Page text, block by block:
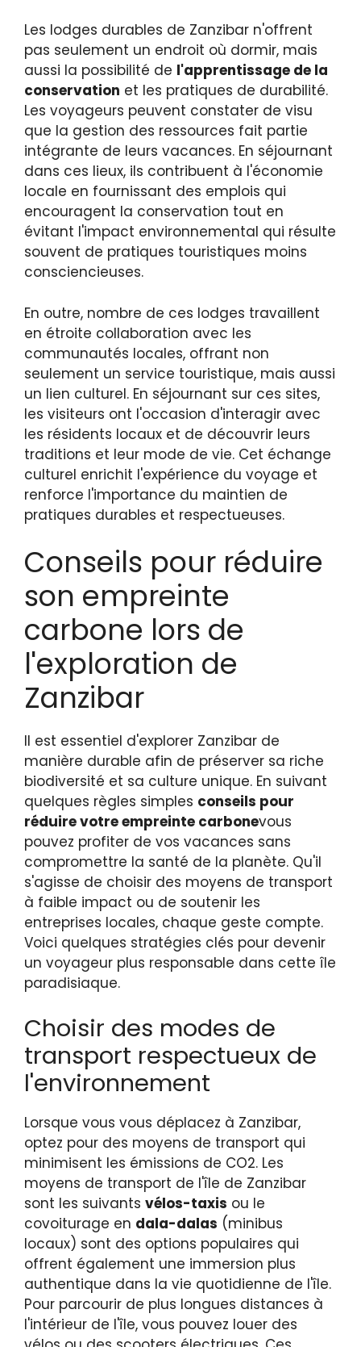
Les lodges durables de Zanzibar n'offrent
pas seulement un endroit où dormir, mais
aussi la possibilité de l'apprentissage de la
conservation et les pratiques de durabilité.
Les voyageurs peuvent constater de visu
que la gestion des ressources fait partie
intégrante de leurs vacances. En séjournant
dans ces lieux, ils contribuent à l'économie
locale en fournissant des emplois qui
encouragent la conservation tout en
évitant l'impact environnemental qui résulte
souvent de pratiques touristiques moins
consciencieuses.
En outre, nombre de ces lodges travaillent
en étroite collaboration avec les
communautés locales, offrant non
seulement un service touristique, mais aussi
un lien culturel. En séjournant sur ces sites,
les visiteurs ont l'occasion d'interagir avec
les résidents locaux et de découvrir leurs
traditions et leur mode de vie. Cet échange
culturel enrichit l'expérience du voyage et
renforce l'importance du maintien de
pratiques durables et respectueuses.
Conseils pour réduire
son empreinte
carbone lors de
l'exploration de
Zanzibar
Il est essentiel d'explorer Zanzibar de
manière durable afin de préserver sa riche
biodiversité et sa culture unique. En suivant
quelques règles simples conseils pour
réduire votre empreinte carbonevous
pouvez profiter de vos vacances sans
compromettre la santé de la planète. Qu'il
s'agisse de choisir des moyens de transport
à faible impact ou de soutenir les
entreprises locales, chaque geste compte.
Voici quelques stratégies clés pour devenir
un voyageur plus responsable dans cette île
paradisiaque.
Choisir des modes de
transport respectueux de
l'environnement
Lorsque vous vous déplacez à Zanzibar,
optez pour des moyens de transport qui
minimisent les émissions de CO2. Les
moyens de transport de l'île de Zanzibar
sont les suivants vélos-taxis ou le
covoiturage en dala-dalas (minibus
locaux) sont des options populaires qui
offrent également une immersion plus
authentique dans la vie quotidienne de l'île.
Pour parcourir de plus longues distances à
l'intérieur de l'île, vous pouvez louer des